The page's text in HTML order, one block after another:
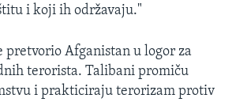
i koji ih održavaju."
pretvorio Afganistan u logor za
terorista. Talibani promiču
i prakticiraju terorizam protiv